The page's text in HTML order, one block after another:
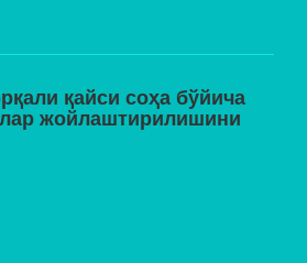
қайси соҳа бўйича
жойлаштирилишини